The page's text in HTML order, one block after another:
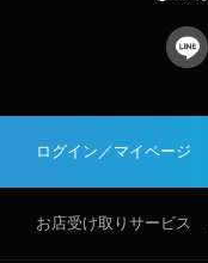
ログイン／マイページ
お店受け取りサービス